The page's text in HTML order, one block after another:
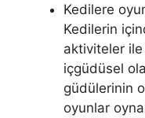
Kedilere oyun
Kedilerin
aktiviteler
içgüdüsel
güdülerinin
oyunlar